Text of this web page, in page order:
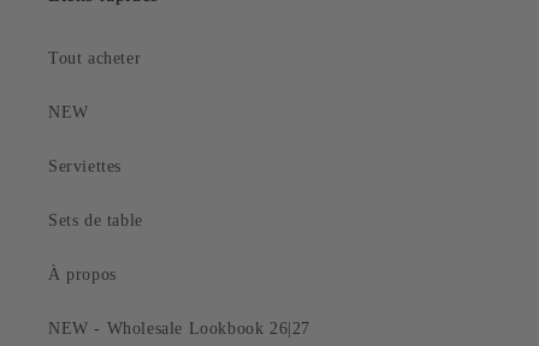
Tout acheter
NEW
Serviettes
Sets de table
À propos
NEW - Wholesale Lookbook 26|27